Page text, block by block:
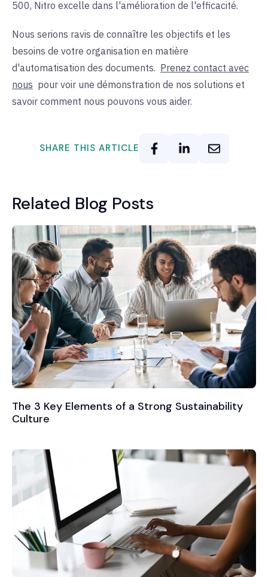
500, Nitro excelle dans l'amélioration de l'efficacité.
Nous serions ravis de connaître les objectifs et les
besoins de votre organisation en matière
d'automatisation des documents. Prenez contact avec
nous pour voir une démonstration de nos solutions et
savoir comment nous pouvons vous aider.
SHARE THIS ARTICLE
Related Blog Posts
The 3 Key Elements of a Strong Sustainability
Culture